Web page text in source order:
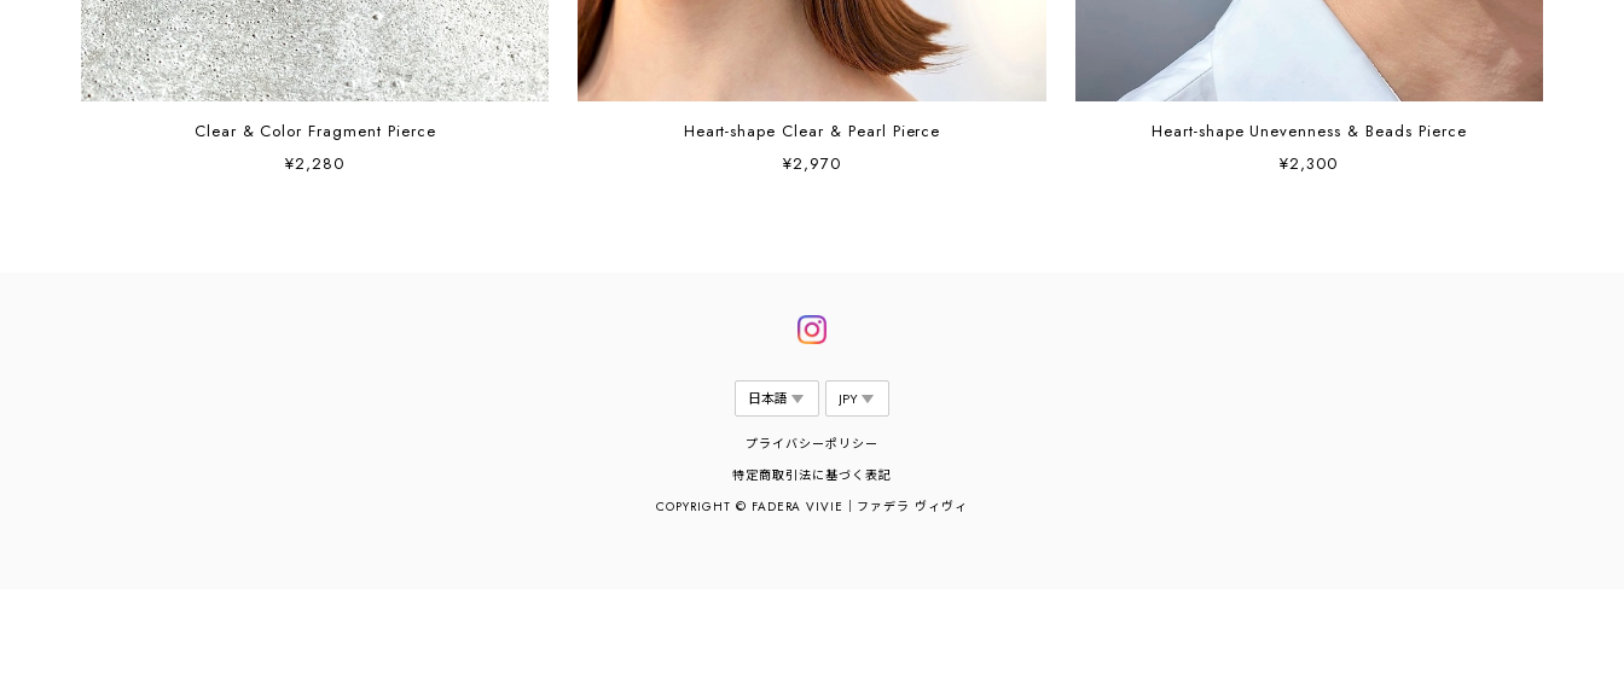
Clear & Color Fragment Pierce
¥2,280
Heart-shape Clear & Pearl Pierce
¥2,970
Heart-shape Unevenness & Beads Pierce
¥2,300
プライバシーポリシー
特定商取引法に基づく表記
COPYRIGHT © FADERA VIVIE｜ファデラ ヴィヴィ